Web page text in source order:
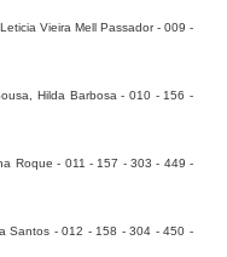
Vieira Mell Passador - 009 -
Hilda Barbosa - 010 - 156 -
Roque - 011 - 157 - 303 - 449 -
Santos - 012 - 158 - 304 - 450 -